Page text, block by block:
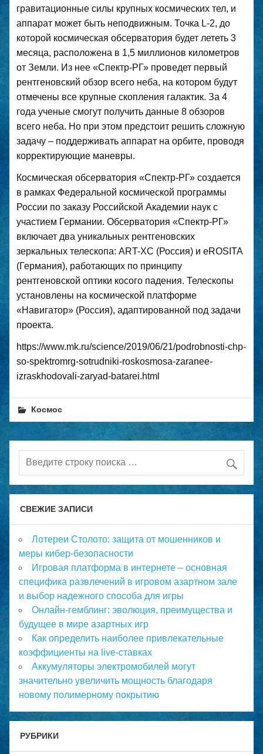
гравитационные силы крупных космических тел, и
аппарат может быть неподвижным. Точка L-2, до
которой космическая обсерватория будет лететь 3
месяца, расположена в 1,5 миллионов километров
от Земли. Из нее «Спектр-РГ» проведет первый
рентгеновский обзор всего неба, на котором будут
отмечены все крупные скопления галактик. За 4
года ученые смогут получить данные 8 обзоров
всего неба. Но при этом предстоит решить сложную
задачу – поддерживать аппарат на орбите, проводя
корректирующие маневры.
Космическая обсерватория «Спектр-РГ» создается
в рамках Федеральной космической программы
России по заказу Российской Академии наук с
участием Германии. Обсерватория «Спектр-РГ»
включает два уникальных рентгеновских
зеркальных телескопа: ART-XC (Россия) и eROSITA
(Германия), работающих по принципу
рентгеновской оптики косого падения. Телескопы
установлены на космической платформе
«Навигатор» (Россия), адаптированной под задачи
проекта.
https://www.mk.ru/science/2019/06/21/podrobnosti-chp-
so-spektromrg-sotrudniki-roskosmosa-zaranee-
izraskhodovali-zaryad-batarei.html
Космос
СВЕЖИЕ ЗАПИСИ
Лотереи Столото: защита от мошенников и
меры кибер-безопасности
Игровая платформа в интернете – основная
специфика развлечений в игровом азартном зале
и выбор надежного способа для игры
Онлайн-гемблинг: эволюция, преимущества и
будущее в мире азартных игр
Как определить наиболее привлекательные
коэффициенты на live-ставках
Аккумуляторы электромобилей могут
значительно увеличить мощность благодаря
новому полимерному покрытию
РУБРИКИ